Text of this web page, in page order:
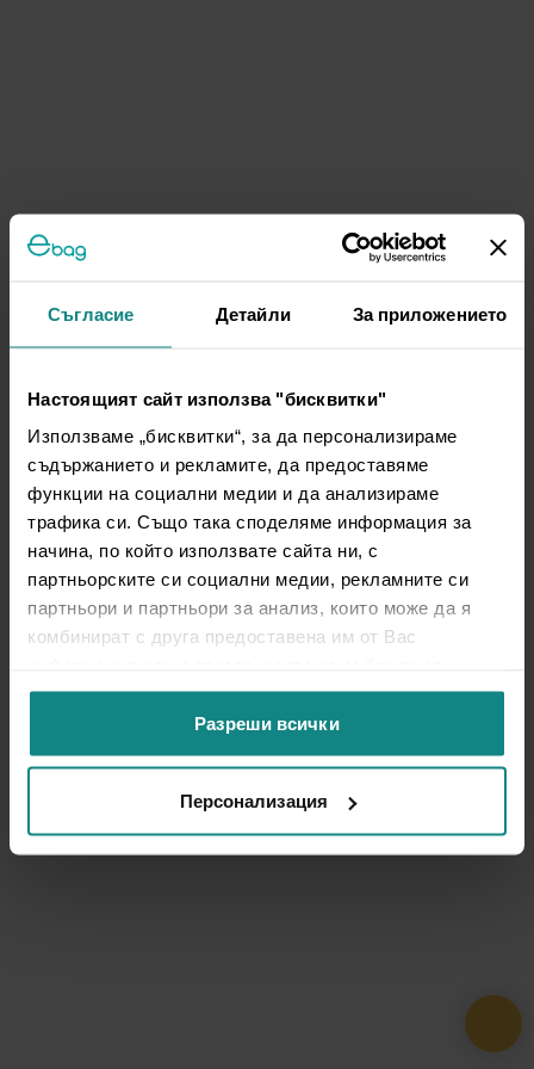
Съгласие Детайли За приложението
Настоящият сайт използва "бисквитки"
Използваме „бисквитки“, за да персонализираме
съдържанието и рекламите, да предоставяме
функции на социални медии и да анализираме
трафика си. Също така споделяме информация за
начина, по който използвате сайта ни, с
партньорските си социални медии, рекламните си
партньори и партньори за анализ, които може да я
комбинират с друга предоставена им от Вас
ползването от Ваша страна на услугите им.
Разреши всички
Персонализация